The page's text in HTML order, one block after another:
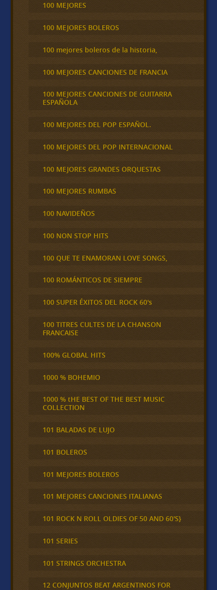
100 MEJORES
100 MEJORES BOLEROS
100 mejores boleros de la historia,
100 MEJORES CANCIONES DE FRANCIA
100 MEJORES CANCIONES DE GUITARRA
ESPAÑOLA
100 MEJORES DEL POP ESPAÑOL.
100 MEJORES DEL POP INTERNACIONAL
100 MEJORES GRANDES ORQUESTAS
100 MEJORES RUMBAS
100 NAVIDEÑOS
100 NON STOP HITS
100 QUE TE ENAMORAN LOVE SONGS,
100 ROMÁNTICOS DE SIEMPRE
100 SUPER ÉXITOS DEL ROCK 60's
100 TITRES CULTES DE LA CHANSON
FRANCAISE
100% GLOBAL HITS
1000 % BOHEMIO
1000 % tHE BEST OF THE BEST MUSIC
COLLECTION
101 BALADAS DE LUJO
101 BOLEROS
101 MEJORES BOLEROS
101 MEJORES CANCIONES ITALIANAS
101 ROCK N ROLL OLDIES OF 50 AND 60'S}
101 SERIES
101 STRINGS ORCHESTRA
12 CONJUNTOS BEAT ARGENTINOS FOR